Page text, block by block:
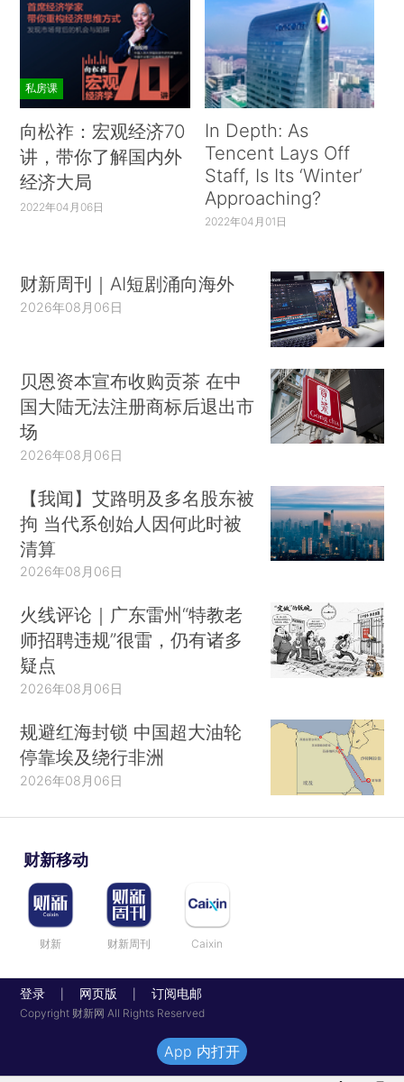
私房课
向松祚：宏观经济70
讲，带你了解国内外
经济大局
2022年04月06日
In Depth: As
Tencent Lays Off
Staff, Is Its ‘Winter’
Approaching?
2022年04月01日
财新周刊｜AI短剧涌向海外
2026年08月06日
贝恩资本宣布收购贡茶 在中
国大陆无法注册商标后退出市
场
2026年08月06日
【我闻】艾路明及多名股东被
拘 当代系创始人因何此时被
清算
2026年08月06日
火线评论｜广东雷州“特教老
师招聘违规”很雷，仍有诸多
疑点
2026年08月06日
规避红海封锁 中国超大油轮
停靠埃及绕行非洲
2026年08月06日
财新移动
财新 财新周刊 Caixin
登录 网页版 订阅电邮
Copyright 财新网 All Rights Reserved
App 内打开